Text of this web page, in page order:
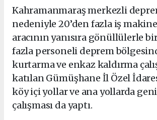
Kahramanmaraş merkezli
nedeniyle 20’den fazla iş
aracının yanısıra gönüllülerle
fazla personeli deprem
kurtarma ve enkaz kaldırma
katılan Gümüşhane İl Özel
köy içi yollar ve ana yollarda
çalışması da yaptı.